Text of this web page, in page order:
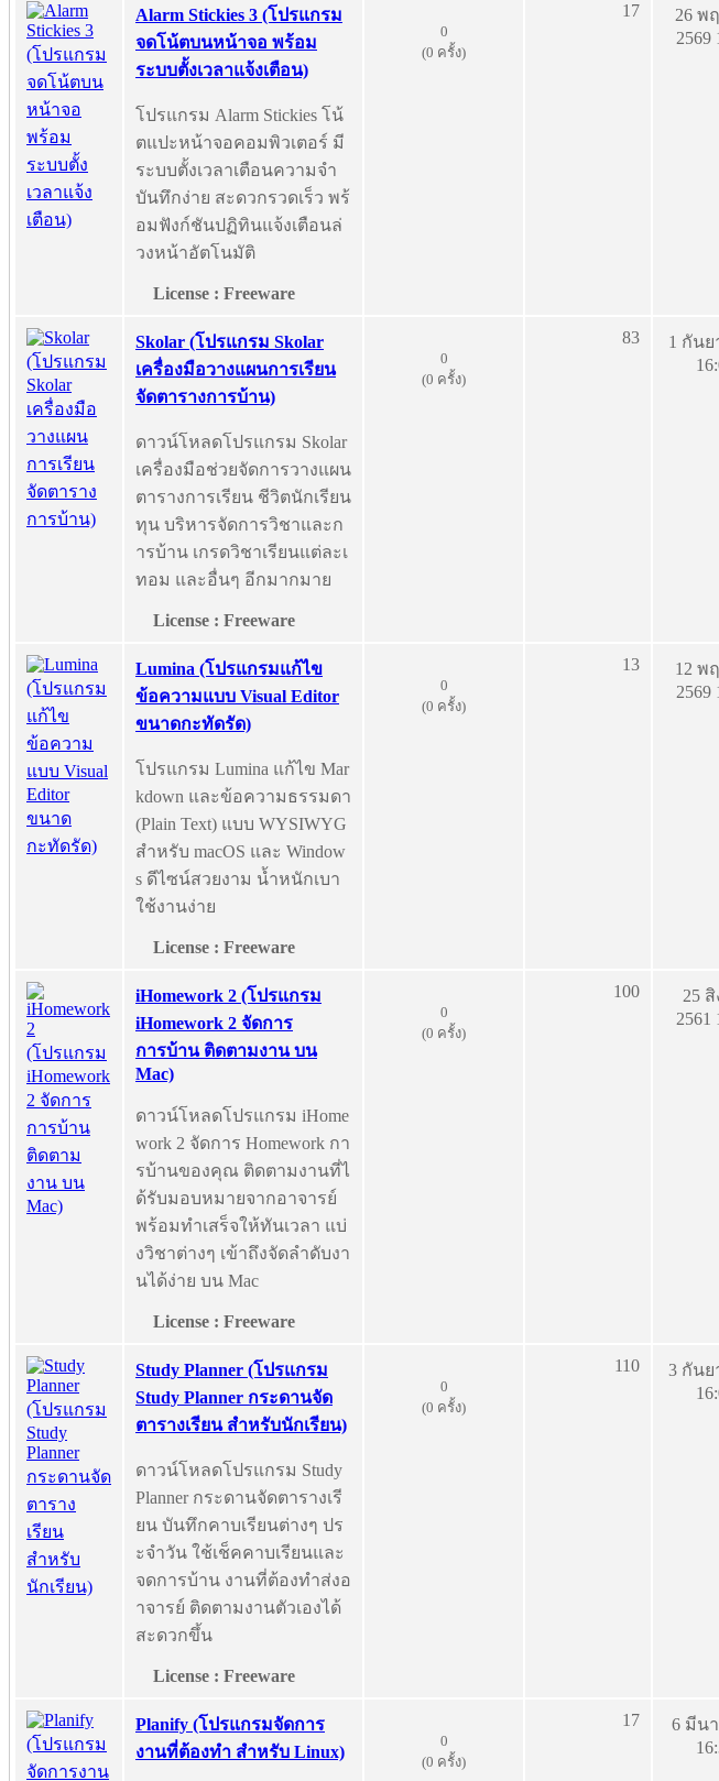
Alarm Stickies 3 (โปรแกรม
จดโน้ตบนหน้าจอ พร้อม
ระบบตั้งเวลาแจ้งเตือน)
โปรแกรม Alarm Stickies โน้
ตแปะหน้าจอคอมพิวเตอร์ มี
ระบบตั้งเวลาเตือนความจำ
บันทึกง่าย สะดวกรวดเร็ว พร้
อมฟังก์ชันปฏิทินแจ้งเตือนล่
วงหน้าอัตโนมัติ
License : Freeware
0
(0 ครั้ง)
17
26 พ
2569
Skolar (โปรแกรม Skolar
เครื่องมือวางแผนการเรียน
จัดตารางการบ้าน)
ดาวน์โหลดโปรแกรม Skolar
เครื่องมือช่วยจัดการวางแผน
ตารางการเรียน ชีวิตนักเรียน
ทุน บริหารจัดการวิชาและก
ารบ้าน เกรดวิชาเรียนแต่ละเ
ทอม และอื่นๆ อีกมากมาย
License : Freeware
0
(0 ครั้ง)
83
1 กันย
Lumina (โปรแกรมแก้ไข
ข้อความแบบ Visual Editor
ขนาดกะทัดรัด)
โปรแกรม Lumina แก้ไข Mar
kdown และข้อความธรรมดา
(Plain Text) แบบ WYSIWYG
สำหรับ macOS และ Window
s ดีไซน์สวยงาม น้ำหนักเบา
ใช้งานง่าย
License : Freeware
0
(0 ครั้ง)
13
12 พ
2569
iHomework 2 (โปรแกรม
iHomework 2 จัดการ
การบ้าน ติดตามงาน บน
Mac)
ดาวน์โหลดโปรแกรม iHome
work 2 จัดการ Homework กา
รบ้านของคุณ ติดตามงานที่ไ
ด้รับมอบหมายจากอาจารย์
พร้อมทำเสร็จให้ทันเวลา แบ่
งวิชาต่างๆ เข้าถึงจัดลำดับงา
นได้ง่าย บน Mac
License : Freeware
0
(0 ครั้ง)
100
25
2561
Study Planner (โปรแกรม
Study Planner กระดานจัด
ตารางเรียน สำหรับนักเรียน)
ดาวน์โหลดโปรแกรม Study
Planner กระดานจัดตารางเรี
ยน บันทึกคาบเรียนต่างๆ ปร
ะจำวัน ใช้เช็คคาบเรียนและ
จดการบ้าน งานที่ต้องทำส่งอ
าจารย์ ติดตามงานตัวเองได้
สะดวกขึ้น
License : Freeware
0
(0 ครั้ง)
110
3 กันย
Planify (โปรแกรมจัดการ
งานที่ต้องทำ สำหรับ Linux)
0
(0 ครั้ง)
17
6 มีน